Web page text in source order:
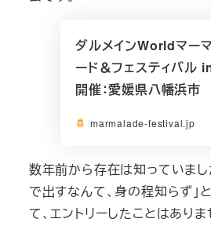
ダルメインWorldマー
ード＆フェスティバル
開催：愛媛県八幡浜市
marmalade-festival.jp
数年前から存在は知っていまし
で出すなんて、身の程知らず」
て、エントリーしたことはありま